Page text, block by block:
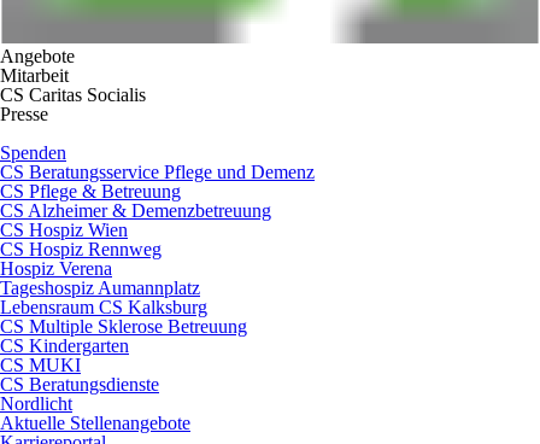
Angebote
Mitarbeit
CS Caritas Socialis
Presse
Spenden
CS Beratungsservice Pflege und Demenz
CS Pflege & Betreuung
CS Alzheimer & Demenzbetreuung
CS Hospiz Wien
CS Hospiz Rennweg
Hospiz Verena
Tageshospiz Aumannplatz
Lebensraum CS Kalksburg
CS Multiple Sklerose Betreuung
CS Kindergarten
CS MUKI
CS Beratungsdienste
Nordlicht
Aktuelle Stellenangebote